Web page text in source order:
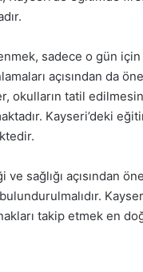
sadece o gün
açısından da
okulların tatil
Kayseri’deki
sağlığı açısından
takip etmek en